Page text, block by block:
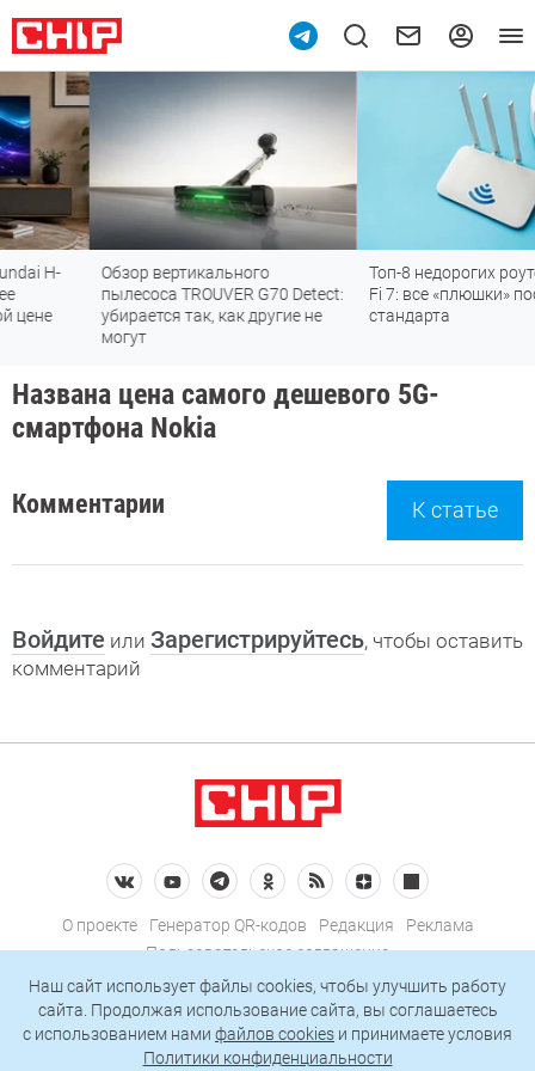
Обзор вертикального
пылесоса TROUVER G70 Detect:
убирается так, как другие не
Топ-8 недорогих роутеров с
Fi 7: все «плюшки» последнего
стандарта
Названа цена самого дешевого 5G-
смартфона Nokia
Комментарии К статье
Войдите или Зарегистрируйтесь, чтобы оставить
комментарий
О проекте Генератор QR-кодов Редакция
Реклама
Пользовательское соглашение
Политика конфиденциальности
Подписаться на рассылку
Наш сайт использует файлы cookies, чтобы улучшить работу
сайта. Продолжая использование сайта, вы соглашаетесь
c использованием нами файлов cookies и принимаете условия
Политики конфиденциальности